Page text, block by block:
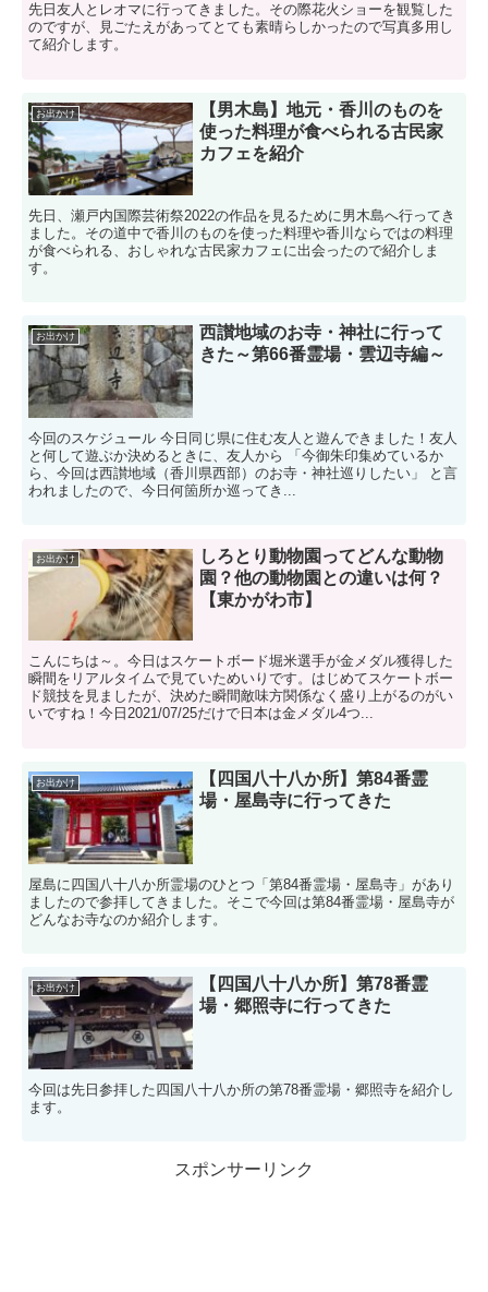
先日友人とレオマに行ってきました。その際花火ショーを観覧した
のですが、見ごたえがあってとても素晴らしかったので写真多用し
て紹介します。
お出かけ
【男木島】地元・香川のものを
使った料理が食べられる古民家
カフェを紹介
先日、瀬戸内国際芸術祭2022の作品を見るために男木島へ行ってき
ました。その道中で香川のものを使った料理や香川ならではの料理
が食べられる、おしゃれな古民家カフェに出会ったので紹介しま
す。
お出かけ
西讃地域のお寺・神社に行って
きた～第66番霊場・雲辺寺編～
今回のスケジュール 今日同じ県に住む友人と遊んできました！友人
と何して遊ぶか決めるときに、友人から 「今御朱印集めているか
ら、今回は西讃地域（香川県西部）のお寺・神社巡りしたい」 と言
われましたので、今日何箇所か巡ってき...
お出かけ
しろとり動物園ってどんな動物
園？他の動物園との違いは何？
【東かがわ市】
こんにちは～。今日はスケートボード堀米選手が金メダル獲得した
瞬間をリアルタイムで見ていためいりです。はじめてスケートボー
ド競技を見ましたが、決めた瞬間敵味方関係なく盛り上がるのがい
いですね！今日2021/07/25だけで日本は金メダル4つ...
お出かけ
【四国八十八か所】第84番霊
場・屋島寺に行ってきた
屋島に四国八十八か所霊場のひとつ「第84番霊場・屋島寺」があり
ましたので参拝してきました。そこで今回は第84番霊場・屋島寺が
どんなお寺なのか紹介します。
お出かけ
【四国八十八か所】第78番霊
場・郷照寺に行ってきた
今回は先日参拝した四国八十八か所の第78番霊場・郷照寺を紹介し
ます。
スポンサーリンク